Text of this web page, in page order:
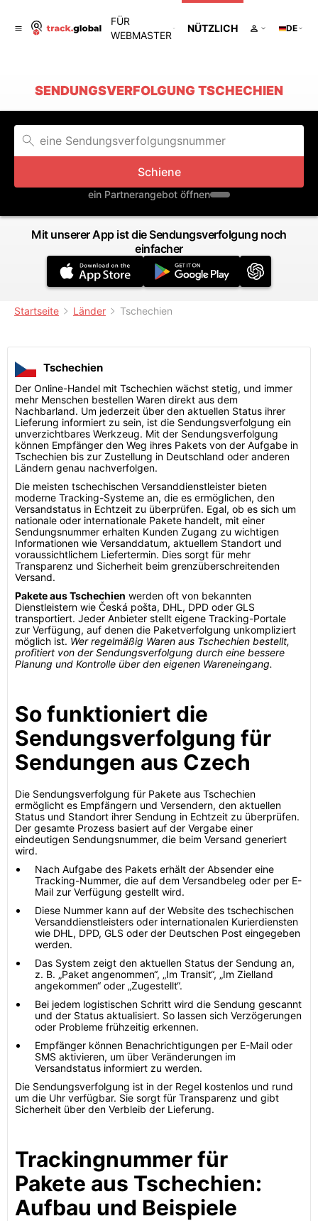
FÜR
WEBMASTER
NÜTZLICH DE
SENDUNGSVERFOLGUNG TSCHECHIEN
Schiene
ein Partnerangebot öffnen
Mit unserer App ist die Sendungsverfolgung noch
einfacher
Startseite Länder Tschechien
Tschechien
Der Online-Handel mit Tschechien wächst stetig, und immer
mehr Menschen bestellen Waren direkt aus dem
Nachbarland. Um jederzeit über den aktuellen Status ihrer
Lieferung informiert zu sein, ist die Sendungsverfolgung ein
unverzichtbares Werkzeug. Mit der Sendungsverfolgung
können Empfänger den Weg ihres Pakets von der Aufgabe in
Tschechien bis zur Zustellung in Deutschland oder anderen
Ländern genau nachverfolgen.
Die meisten tschechischen Versanddienstleister bieten
moderne Tracking-Systeme an, die es ermöglichen, den
Versandstatus in Echtzeit zu überprüfen. Egal, ob es sich um
nationale oder internationale Pakete handelt, mit einer
Sendungsnummer erhalten Kunden Zugang zu wichtigen
Informationen wie Versanddatum, aktuellem Standort und
voraussichtlichem Liefertermin. Dies sorgt für mehr
Transparenz und Sicherheit beim grenzüberschreitenden
Versand.
Pakete aus Tschechien werden oft von bekannten
Dienstleistern wie Česká pošta, DHL, DPD oder GLS
transportiert. Jeder Anbieter stellt eigene Tracking-Portale
zur Verfügung, auf denen die Paketverfolgung unkompliziert
möglich ist. Wer regelmäßig Waren aus Tschechien bestellt,
profitiert von der Sendungsverfolgung durch eine bessere
Planung und Kontrolle über den eigenen Wareneingang.
So funktioniert die
Sendungsverfolgung für
Sendungen aus Czech
Die Sendungsverfolgung für Pakete aus Tschechien
ermöglicht es Empfängern und Versendern, den aktuellen
Status und Standort ihrer Sendung in Echtzeit zu überprüfen.
Der gesamte Prozess basiert auf der Vergabe einer
eindeutigen Sendungsnummer, die beim Versand generiert
wird.
Nach Aufgabe des Pakets erhält der Absender eine
Tracking-Nummer, die auf dem Versandbeleg oder per E-
Mail zur Verfügung gestellt wird.
Diese Nummer kann auf der Website des tschechischen
Versanddienstleisters oder internationalen Kurierdiensten
wie DHL, DPD, GLS oder der Deutschen Post eingegeben
werden.
Das System zeigt den aktuellen Status der Sendung an,
z. B. „Paket angenommen“, „Im Transit“, „Im Zielland
angekommen“ oder „Zugestellt“.
Bei jedem logistischen Schritt wird die Sendung gescannt
und der Status aktualisiert. So lassen sich Verzögerungen
oder Probleme frühzeitig erkennen.
Empfänger können Benachrichtigungen per E-Mail oder
SMS aktivieren, um über Veränderungen im
Versandstatus informiert zu werden.
Die Sendungsverfolgung ist in der Regel kostenlos und rund
um die Uhr verfügbar. Sie sorgt für Transparenz und gibt
Sicherheit über den Verbleib der Lieferung.
Trackingnummer für
Pakete aus Tschechien:
Aufbau und Beispiele